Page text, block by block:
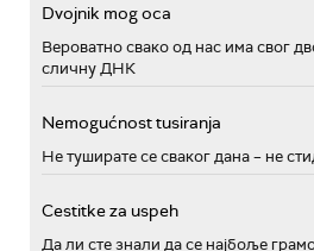
Dvojnik mog oca
Вероватно свако од нас има свог
сличну ДНК
Nemogućnost tusiranja
Не туширате се сваког дана – не
Cestitke za uspeh
Да ли сте знали да се најбоље